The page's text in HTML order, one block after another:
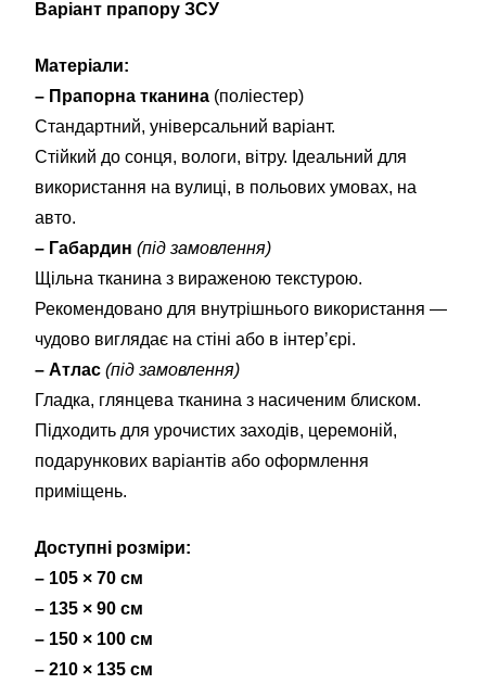
Варіант прапору ЗСУ
Матеріали:
– Прапорна тканина (поліестер)
Стандартний, універсальний варіант.
Стійкий до сонця, вологи, вітру. Ідеальний для
використання на вулиці, в польових умовах, на
авто.
– Габардин (під замовлення)
Щільна тканина з вираженою текстурою.
Рекомендовано для внутрішнього використання —
чудово виглядає на стіні або в інтер’єрі.
– Атлас (під замовлення)
Гладка, глянцева тканина з насиченим блиском.
Підходить для урочистих заходів, церемоній,
подарункових варіантів або оформлення
приміщень.
Доступні розміри:
– 105 × 70 см
– 135 × 90 см
– 150 × 100 см
– 210 × 135 см